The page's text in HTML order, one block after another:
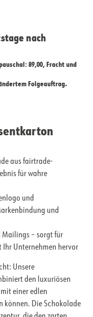
nach
89,00, Fracht und
Folgeauftrag.
aus fairtrade-
für wahre
und
und
Mailings – sorgt für
Unternehmen hervor
Unsere
den luxuriösen
einer edlen
können. Die Schokolade